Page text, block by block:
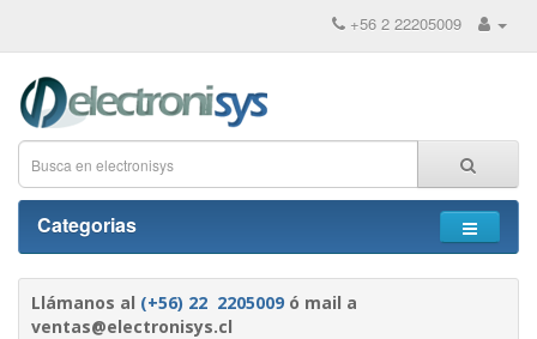
+56 2 22205009
Categorias
Llámanos al (+56) 22 2205009 ó mail a
ventas@electronisys.cl